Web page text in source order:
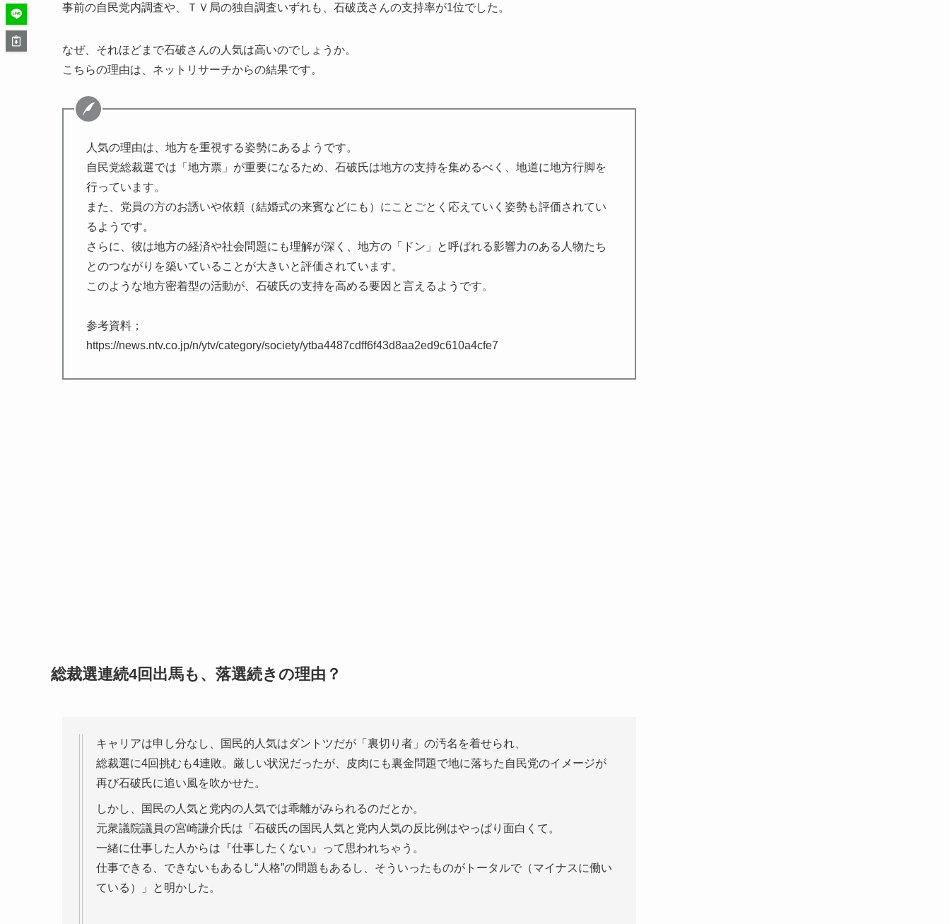
事前の自民党内調査や、ＴＶ局の独自調査いずれも、石破茂さんの支持率が1位でした。
なぜ、それほどまで石破さんの人気は高いのでしょうか。
こちらの理由は、ネットリサーチからの結果です。
人気の理由は、地方を重視する姿勢にあるようです。
自民党総裁選では「地方票」が重要になるため、石破氏は地方の支持を集めるべく、地道に地方行脚を
行っています。
また、党員の方のお誘いや依頼（結婚式の来賓などにも）にことごとく応えていく姿勢も評価されてい
るようです。
さらに、彼は地方の経済や社会問題にも理解が深く、地方の「ドン」と呼ばれる影響力のある人物たち
とのつながりを築いていることが大きいと評価されています。
このような地方密着型の活動が、石破氏の支持を高める要因と言えるようです。
参考資料；
https://news.ntv.co.jp/n/ytv/category/society/ytba4487cdff6f43d8aa2ed9c610a4cfe7
総裁選連続4回出馬も、落選続きの理由？
キャリアは申し分なし、国民的人気はダントツだが「裏切り者」の汚名を着せられ、
総裁選に4回挑むも4連敗。厳しい状況だったが、皮肉にも裏金問題で地に落ちた自民党のイメージが
再び石破氏に追い風を吹かせた。
しかし、国民の人気と党内の人気では乖離がみられるのだとか。
元衆議院議員の宮崎謙介氏は「石破氏の国民人気と党内人気の反比例はやっぱり面白くて。
一緒に仕事した人からは『仕事したくない』って思われちゃう。
仕事できる、できないもあるし“人格”の問題もあるし、そういったものがトータルで（マイナスに働い
ている）」と明かした。